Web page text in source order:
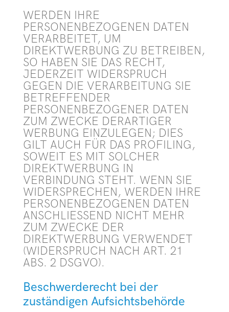
WERDEN IHRE
PERSONENBEZOGENEN DATEN
VERARBEITET, UM
DIREKTWERBUNG ZU BETREIBEN,
SO HABEN SIE DAS RECHT,
JEDERZEIT WIDERSPRUCH
GEGEN DIE VERARBEITUNG SIE
BETREFFENDER
PERSONENBEZOGENER DATEN
ZUM ZWECKE DERARTIGER
WERBUNG EINZULEGEN; DIES
GILT AUCH FÜR DAS PROFILING,
SOWEIT ES MIT SOLCHER
DIREKTWERBUNG IN
VERBINDUNG STEHT. WENN SIE
WIDERSPRECHEN, WERDEN IHRE
PERSONENBEZOGENEN DATEN
ANSCHLIESSEND NICHT MEHR
ZUM ZWECKE DER
DIREKTWERBUNG VERWENDET
(WIDERSPRUCH NACH ART. 21
ABS. 2 DSGVO).
Beschwerde­recht bei der
zuständigen Aufsichts­behörde